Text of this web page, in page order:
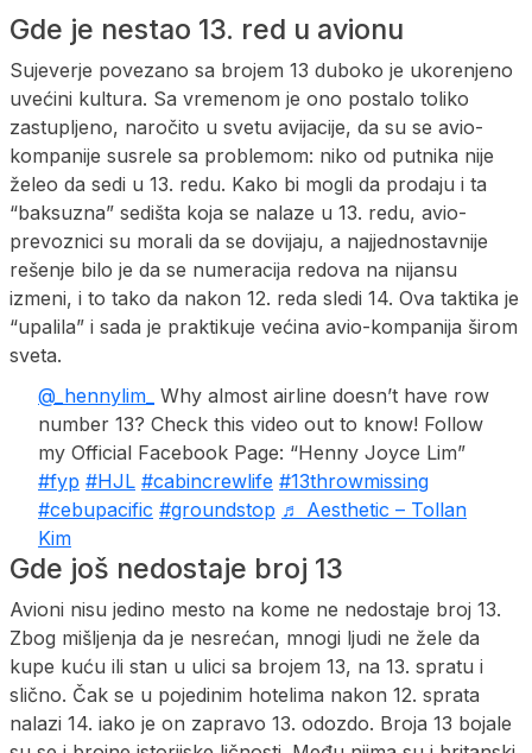
Gde je nestao 13. red u avionu
Sujeverje povezano sa brojem 13 duboko je ukorenjeno
uvećini kultura. Sa vremenom je ono postalo toliko
zastupljeno, naročito u svetu avijacije, da su se avio-
kompanije susrele sa problemom: niko od putnika nije
želeo da sedi u 13. redu. Kako bi mogli da prodaju i ta
“baksuzna” sedišta koja se nalaze u 13. redu, avio-
prevoznici su morali da se dovijaju, a najjednostavnije
rešenje bilo je da se numeracija redova na nijansu
izmeni, i to tako da nakon 12. reda sledi 14. Ova taktika je
“upalila” i sada je praktikuje većina avio-kompanija širom
sveta.
@_hennylim_ Why almost airline doesn’t have row
number 13? Check this video out to know! Follow
my Official Facebook Page: “Henny Joyce Lim”
#fyp #HJL #cabincrewlife #13throwmissing
#cebupacific #groundstop ♬ Aesthetic – Tollan
Kim
Gde još nedostaje broj 13
Avioni nisu jedino mesto na kome ne nedostaje broj 13.
Zbog mišljenja da je nesrećan, mnogi ljudi ne žele da
kupe kuću ili stan u ulici sa brojem 13, na 13. spratu i
slično. Čak se u pojedinim hotelima nakon 12. sprata
nalazi 14. iako je on zapravo 13. odozdo. Broja 13 bojale